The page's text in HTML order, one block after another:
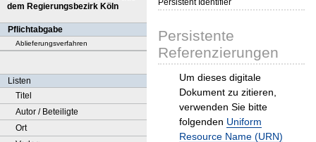
dem Regierungsbezirk Köln
Pflichtabgabe
Ablieferungsverfahren
Listen
Titel
Autor / Beteiligte
Ort
Persistent Identifier
Persistente
Referenzierungen
Um dieses digitale
Dokument zu zitieren,
verwenden Sie bitte
folgenden Uniform
Resource Name (URN)